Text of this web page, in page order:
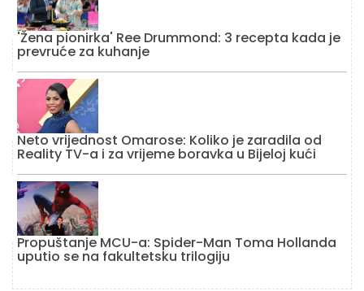
'Žena pionirka' Ree Drummond: 3 recepta kada je
prevruće za kuhanje
Neto vrijednost Omarose: Koliko je zaradila od
Reality TV-a i za vrijeme boravka u Bijeloj kući
Propuštanje MCU-a: Spider-Man Toma Hollanda
uputio se na fakultetsku trilogiju